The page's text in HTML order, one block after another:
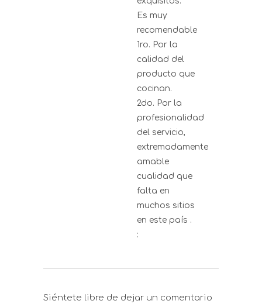
Es muy
recomendable
1ro. Por la
calidad del
producto que
cocinan.
2do. Por la
profesionalidad
del servicio,
extremadamente
amable
cualidad que
falta en
muchos sitios
en este país .
:
Siéntete libre de dejar un comentario